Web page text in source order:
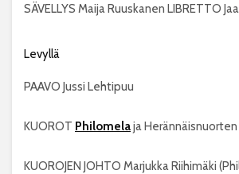
SÄVELLYS Maija Ruuskanen LIBRETTO
Levyllä
PAAVO Jussi Lehtipuu
KUOROT Philomelaja
KUOROJEN JOHTO Marjukka Riihimäki